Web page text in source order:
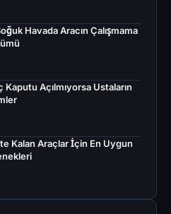
Havada Aracın Çalışmama
Kaputu Açılmıyorsa Ustaların
Kalan Araçlar İçin En Uygun